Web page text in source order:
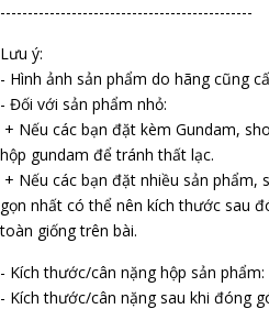
----------------------------------------------
Lưu ý:
- Hình ảnh sản phẩm do hãng cũng
- Đối với sản phẩm nhỏ:
+ Nếu các bạn đặt kèm Gundam,
hộp gundam để tránh thất lạc.
+ Nếu các bạn đặt nhiều sản phẩm,
gọn nhất có thể nên kích thước sau
toàn giống trên bài.
- Kích thước/cân nặng hộp sản
- Kích thước/cân nặng sau khi đóng